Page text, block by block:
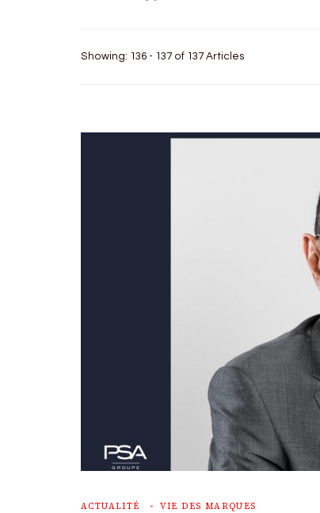
Showing: 136 - 137 of 137 Articles
ACTUALITÉ VIE DES MARQUES